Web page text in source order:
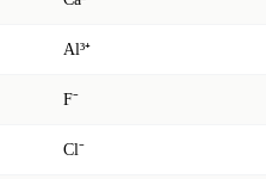
Al³⁺
F⁻
Cl⁻